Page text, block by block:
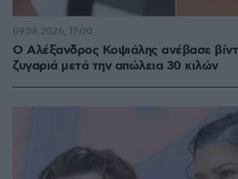
Ο Αλέξανδρος Κοψιάλης ανέβασε
ζυγαριά μετά την απώλεια 30 κιλών
09.08.2026, 17:00